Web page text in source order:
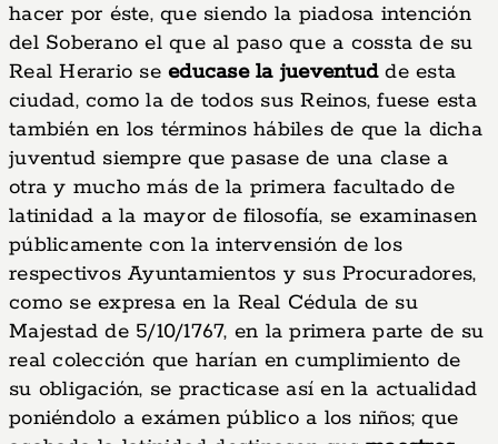
hacer por éste, que siendo la piadosa intención
del Soberano el que al paso que a cossta de su
Real Herario se educase la jueventudde esta
ciudad, como la de todos sus Reinos, fuese esta
también en los términos hábiles de que la dicha
juventud siempre que pasase de una clase a
otra y mucho más de la primera facultado de
latinidad a la mayor de filosofía, se examinasen
públicamente con la intervensión de los
respectivos Ayuntamientos y sus Procuradores,
como se expresa en la Real Cédula de su
Majestad de 5/10/1767, en la primera parte de su
real colección que harían en cumplimiento de
su obligación, se practicase así en la actualidad
poniéndolo a exámen público a los niños; que